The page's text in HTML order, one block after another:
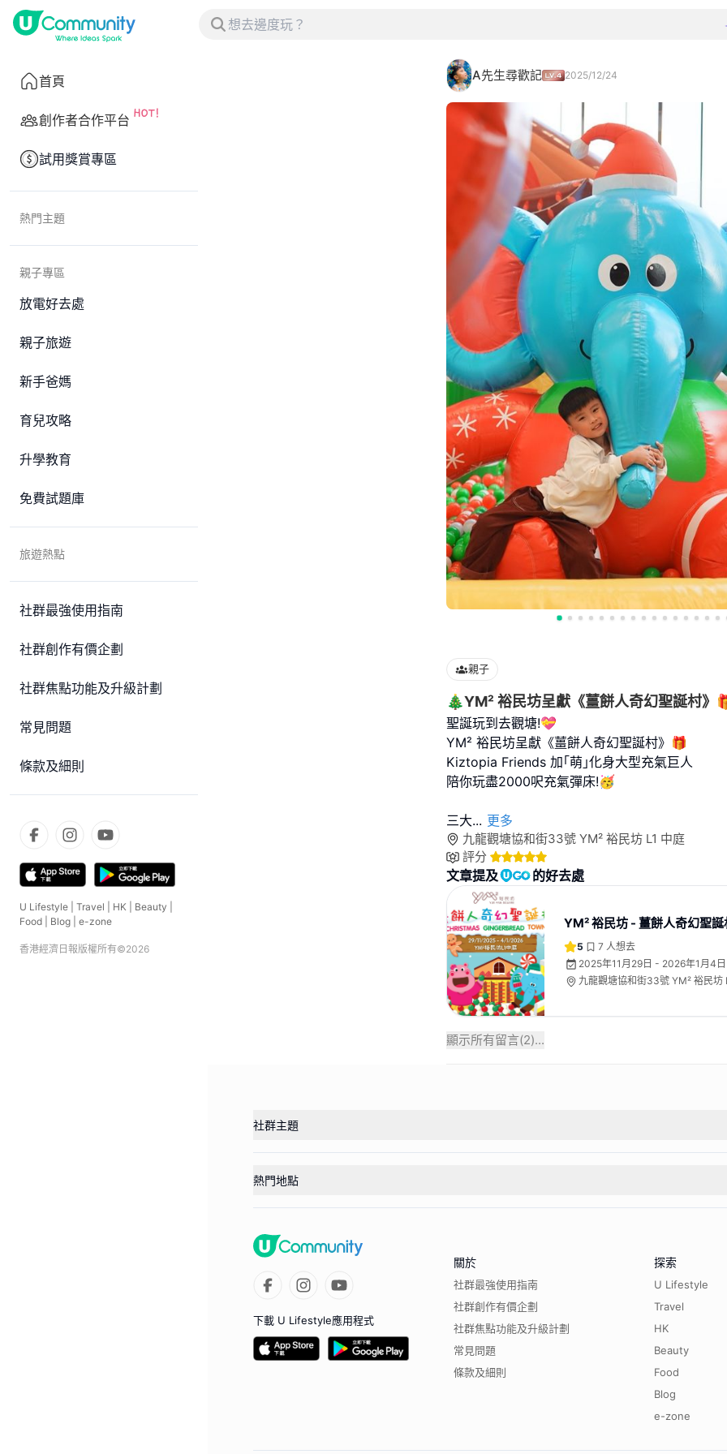
首頁
創作者合作平台
試用獎賞專區
熱門主題
親子專區
放電好去處
親子旅遊
新手爸媽
育兒攻略
升學教育
免費試題庫
旅遊熱點
社群最強使用指南
社群創作有價企劃
社群焦點功能及升級計劃
常見問題
條款及細則
U Lifestyle Travel HK Beauty
Food
Blog e-zone
香港經濟日報版權所有©2026
A先生尋歡記 2025/12/24
親子
🎄YM² 裕民坊呈獻《薑餅人奇幻聖誕村》
聖誕玩到去觀塘!💝
YM² 裕民坊呈獻《薑餅人奇幻聖誕村》🎁
Kiztopia Friends 加｢萌｣化身大型充氣巨人
陪你玩盡2000呎充氣彈床!🥳
三大... 更多
九龍觀塘協和街33號 YM² 裕民坊 L1 中庭
評分
文章提及 的好去處
YM² 裕民坊 - 薑餅人奇幻聖誕
5 7 人想去
2025年11月29日 - 2026年1月4日
九龍觀塘協和街33號 YM² 裕民坊
顯示所有留言(2)...
社群主題
熱門地點
下載 U Lifestyle應用程式
關於
社群最強使用指南
社群創作有價企劃
社群焦點功能及升級計劃
常見問題
條款及細則
探索
U Lifestyle
Travel
HK
Beauty
Food
Blog
e-zone